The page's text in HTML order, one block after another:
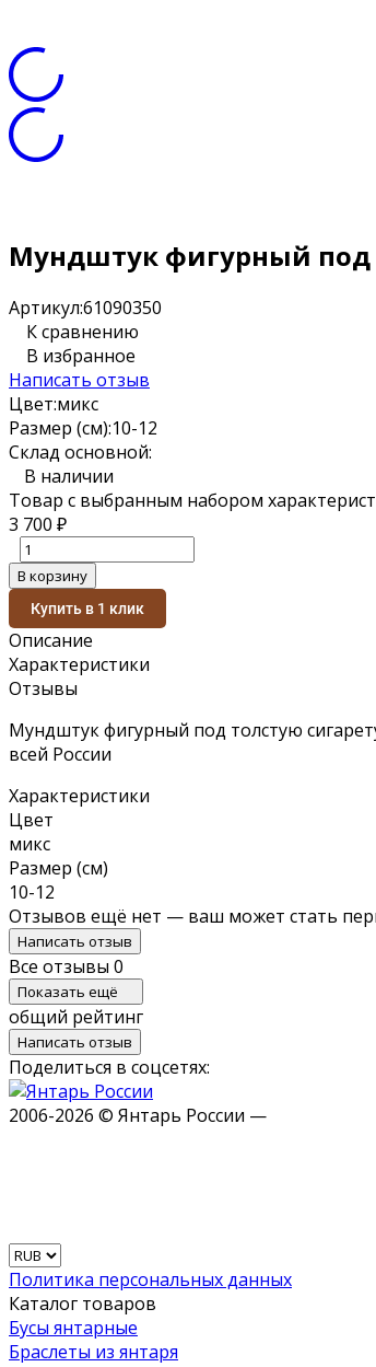
Мундштук фигурный под
Артикул:61090350
К сравнению
В избранное
Написать отзыв
Цвет:микс
Размер (см):10-12
Склад основной:
В наличии
Товар с выбранным набором
3 700 ₽
В корзину
Купить в 1 клик
Описание
Характеристики
Отзывы
Мундштук фигурный под толстую
всей России
Характеристики
Цвет
микс
Размер (см)
10-12
Отзывов ещё нет — ваш может стать
Написать отзыв
Все отзывы 0
Показать ещё
общий рейтинг
Написать отзыв
Поделиться в соцсетях:
2006-2026 © Янтарь России —
Политика персональных данных
Каталог товаров
Бусы янтарные
Браслеты из янтаря